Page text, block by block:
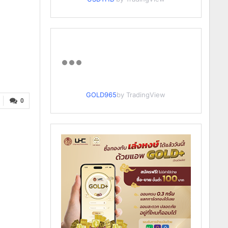
0
GOLD965by TradingView